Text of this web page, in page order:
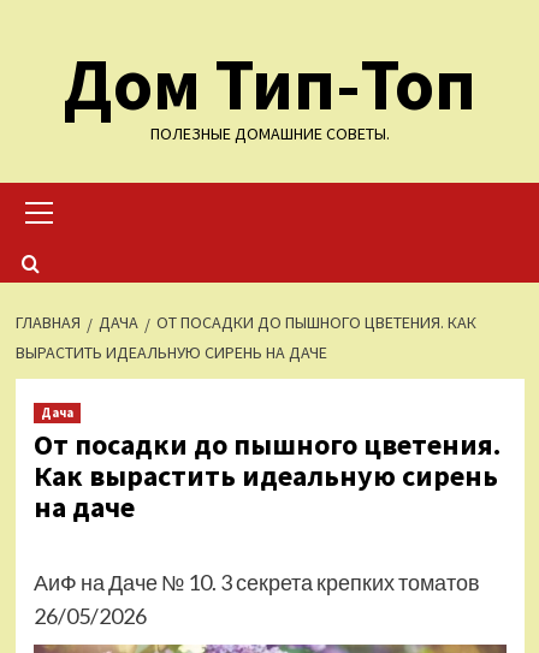
содержимомуДом Тип-Топ
ПОЛЕЗНЫЕ ДОМАШНИЕ СОВЕТЫ.
меню
ГЛАВНАЯ ДАЧА
ОТ ПОСАДКИ ДО ПЫШНОГО ЦВЕТЕНИЯ. КАК
ВЫРАСТИТЬ ИДЕАЛЬНУЮ СИРЕНЬ НА ДАЧЕ
Дача
От посадки до пышного цветения.
Как вырастить идеальную сирень
на даче
АиФ на Даче № 10. 3 секрета крепких томатов
26/05/2026